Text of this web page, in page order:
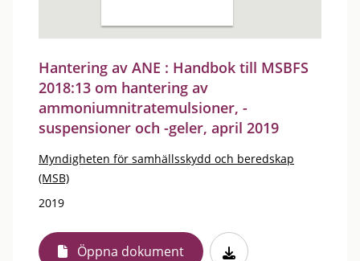
Hantering av ANE : Handbok till MSBFS
2018:13 om hantering av
ammoniumnitratemulsioner, -
suspensioner och -geler, april 2019
Myndigheten för samhällsskydd och beredskap
(MSB)
2019
Öppna dokument